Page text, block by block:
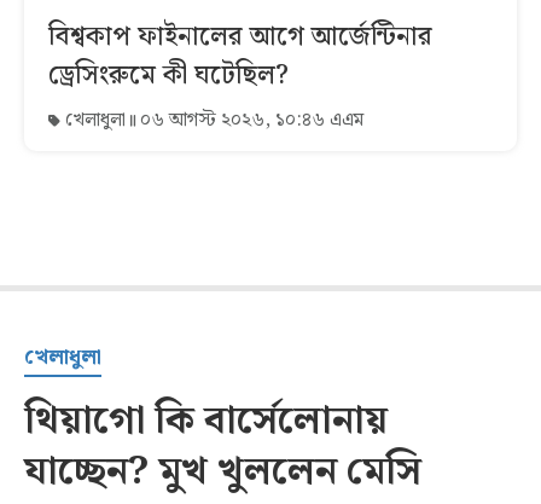
বিশ্বকাপ ফাইনালের আগে আর্জেন্টিনার
ড্রেসিংরুমে কী ঘটেছিল?
খেলাধুলা ০৬ আগস্ট ২০২৬, ১০:৪৬ এএম
খেলাধুলা
থিয়াগো কি বার্সেলোনায়
যাচ্ছেন? মুখ খুললেন মেসি